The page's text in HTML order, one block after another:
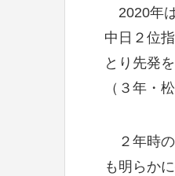
2020年
中日２位
とり先発
（３年・
２年時の
も明らか